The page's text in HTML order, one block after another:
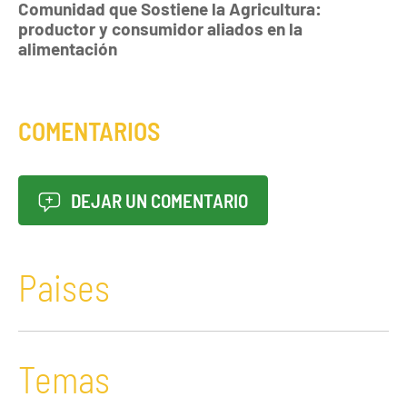
Comunidad que Sostiene la Agricultura:
productor y consumidor aliados en la
alimentación
COMENTARIOS
DEJAR UN COMENTARIO
Paises
Temas